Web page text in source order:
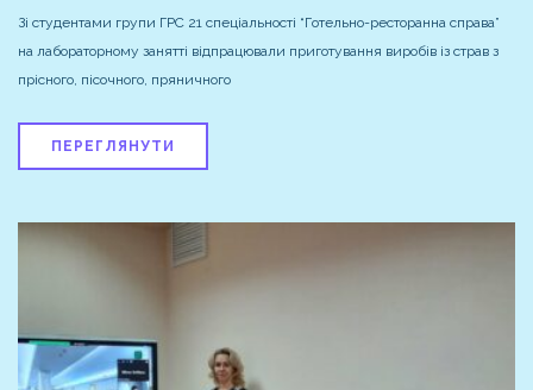
Зі студентами групи ГРС 21 спеціальності “Готельно-ресторанна справа”
на лабораторному занятті відпрацювали приготування виробів із страв з
прісного, пісочного, пряничного
ПЕРЕГЛЯНУТИ